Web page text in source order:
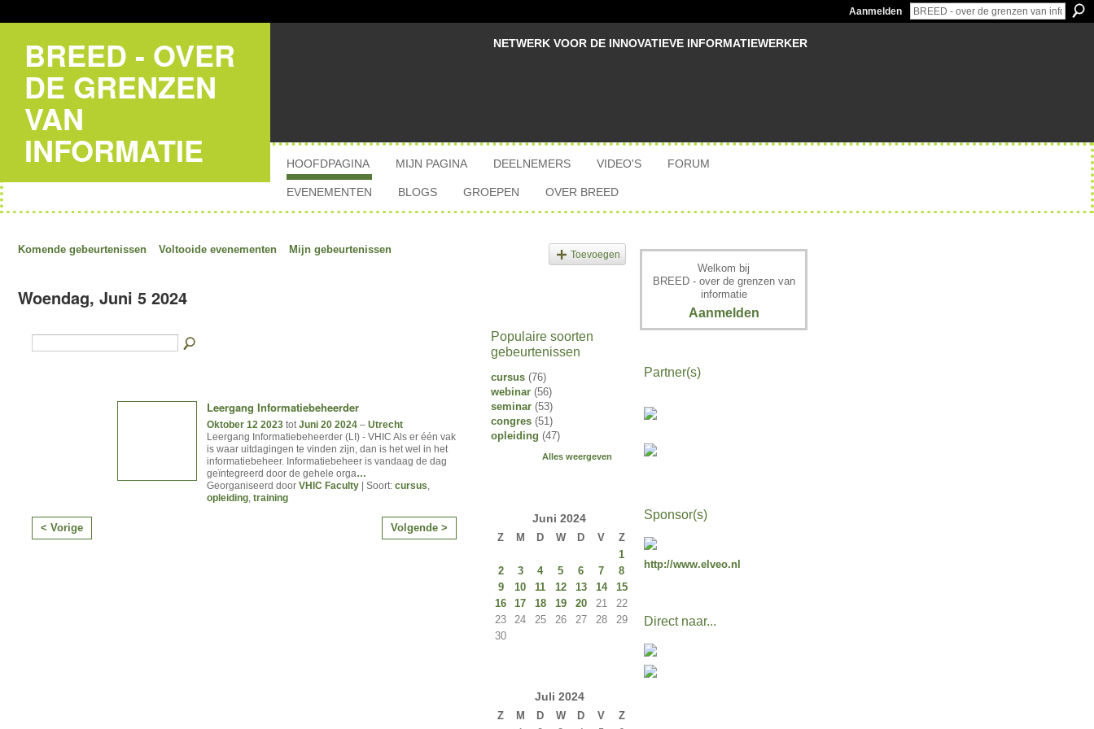
Aanmelden
BREED - OVER
DE GRENZEN
VAN
INFORMATIE
NETWERK VOOR DE INNOVATIEVE INFORMATIEWERKER
HOOFDPAGINA MIJN PAGINA DEELNEMERS VIDEO'S FORUM
EVENEMENTEN BLOGS GROEPEN OVER BREED
Komende gebeurtenissen Voltooide evenementen Mijn gebeurtenissen Toevoegen
Woendag, Juni 5 2024
Leergang Informatiebeheerder
Oktober 12 2023 tot Juni 20 2024 – Utrecht
Leergang Informatiebeheerder (LI) - VHIC Als er één vak
is waar uitdagingen te vinden zijn, dan is het wel in het
informatiebeheer. Informatiebeheer is vandaag de dag
geïntegreerd door de gehele orga…
Georganiseerd door VHIC Faculty | Soort: cursus
opleiding training
< Vorige Volgende >
Populaire soorten
gebeurtenissen
cursus (76)
webinar (56)
seminar (53)
congres (51)
opleiding (47)
Alles weergeven
Juni 2024
Z M D W D V
Z
1
2
3 4 5 6 7
8
9
10 11 12 13 14
15
16
17 18 19 20 21
22
23
24 25 26 27 28
29
30
Juli 2024
Z M D W D V
Z
Welkom bij
BREED - over de grenzen van
informatie
Aanmelden
Partner(s)
Sponsor(s)
http://www.elveo.nl
Direct naar...